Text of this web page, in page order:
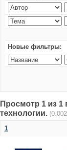
Новые фильтры:
Просмотр 1 из 1
технологии.
1